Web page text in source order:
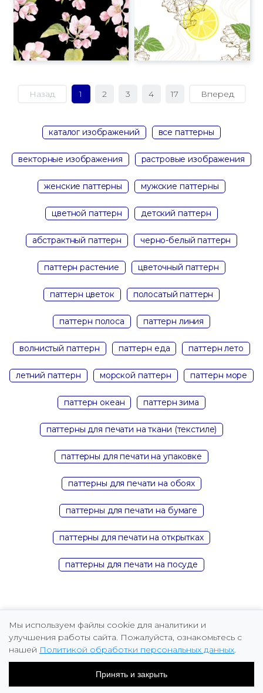
Назад 1 2 3 4 17 Вперед
каталог изображений все паттерны
векторные изображения растровые изображения
женские паттерны мужские паттерны
цветной паттерн детский паттерн
абстрактный паттерн черно-белый паттерн
паттерн растение цветочный паттерн
паттерн цветок полосатый паттерн
паттерн полоса паттерн линия
волнистый паттерн паттерн еда паттерн лето
летний паттерн морской паттерн паттерн море
паттерн океан паттерн зима
паттерны для печати на ткани (текстиле)
паттерны для печати на упаковке
паттерны для печати на обоях
паттерны для печати на бумаге
паттерны для печати на открытках
паттерны для печати на посуде
Copyright © 2026 Marina Fomicheva
Мы используем файлы cookie для аналитики и
улучшения работы сайта. Пожалуйста, ознакомьтесь с
нашей Политикой обработки персональных данных.
Принять и закрыть